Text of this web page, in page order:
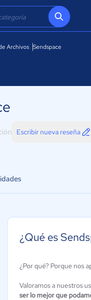
Archivos Sendspace
Escribir nueva reseña
3.4 / 5
¿Qué es
¿Por qué? Porque nos
Valoramos a nuestros
ser lo mejor que